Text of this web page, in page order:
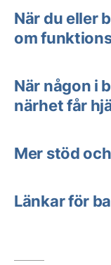
När du eller
om
När någon i
närhet får
Mer stöd
Länkar för